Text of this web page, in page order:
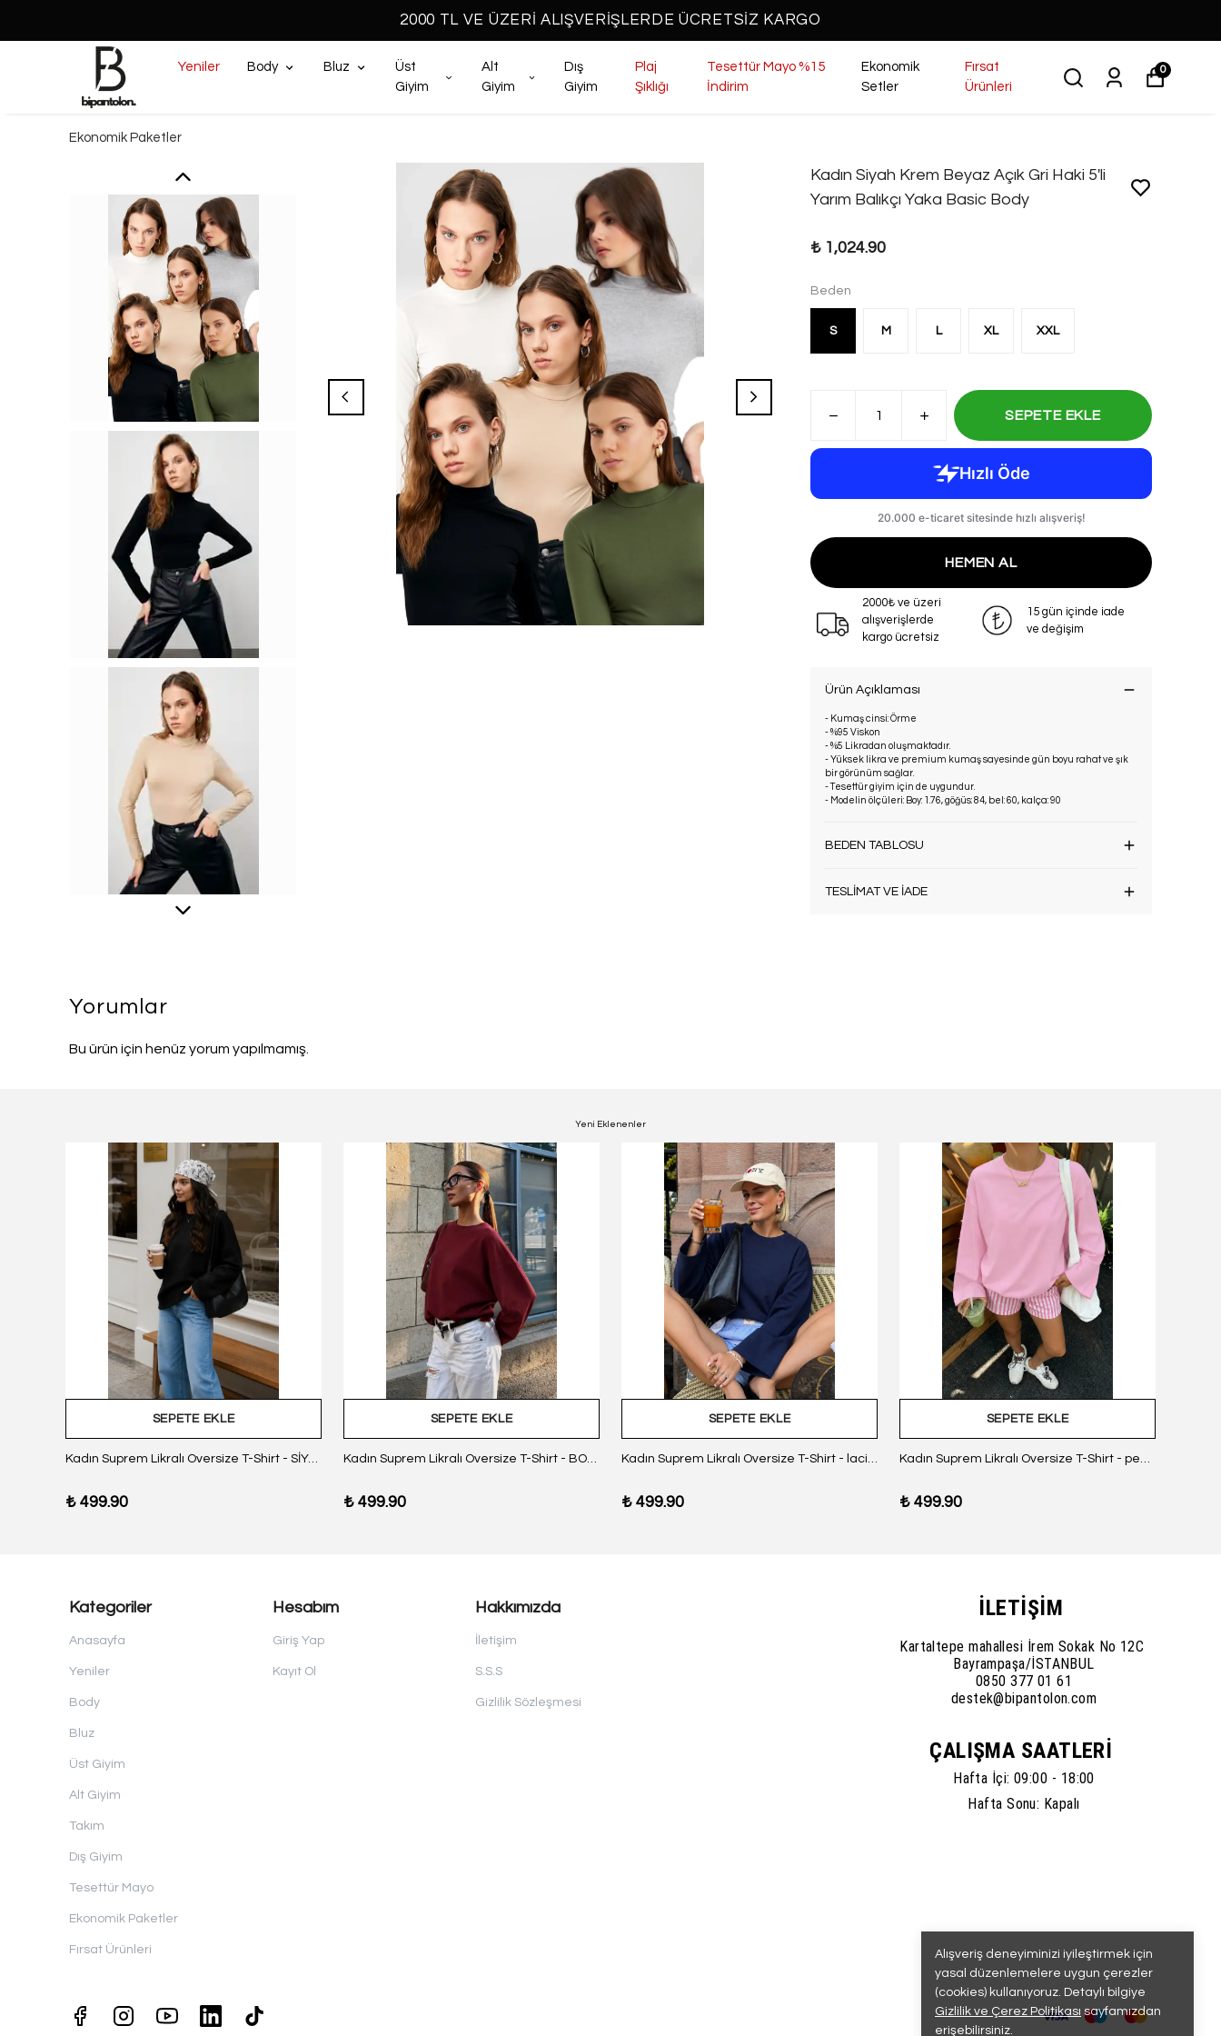
2000 TL VE ÜZERİ ALIŞVERİŞLERDE ÜCRETSİZ KARGO
Yeniler Body Bluz
Üst
Giyim
Alt
Giyim
Dış
Giyim
Plaj
Şıklığı
Tesettür Mayo %15
İndirim
Ekonomik
Setler
Fırsat
Ürünleri
0
Alışveriş deneyiminizi iyileştirmek için
yasal düzenlemelere uygun çerezler
(cookies) kullanıyoruz. Detaylı bilgiye
Gizlilik ve Çerez Politikası sayfamızdan
erişebilirsiniz.
Ekonomik Paketler
Kadın Siyah Krem Beyaz Açık Gri Haki 5'li
Yarım Balıkçı Yaka Basic Body
₺ 1,024.90
Beden
S M L XL XXL
SEPETE EKLE
HEMEN AL
2000₺ ve üzeri
alışverişlerde
kargo ücretsiz
15 gün içinde iade
ve değişim
Ürün Açıklaması
- Kumaş cinsi: Örme
- %95 Viskon
- %5 Likradan oluşmaktadır.
- Yüksek likra ve premium kumaş sayesinde gün boyu rahat ve şık
bir görünüm sağlar.
- Tesettür giyim için de uygundur.
- Modelin ölçüleri: Boy: 1.76, göğüs: 84, bel: 60, kalça: 90
BEDEN TABLOSU
TESLİMAT VE İADE
Yorumlar
Bu ürün için henüz yorum yapılmamış.
Yeni Eklenenler
SEPETE EKLE
Kadın Suprem Likralı Oversize T-Shirt - SİYAH
₺ 499.90
SEPETE EKLE
Kadın Suprem Likralı Oversize T-Shirt - BORDO
₺ 499.90
SEPETE EKLE
Kadın Suprem Likralı Oversize T-Shirt - lacivert
₺ 499.90
SEPETE EKLE
Kadın Suprem Likralı Oversize T-Shirt - pembe
₺ 499.90
Kategoriler
Anasayfa
Yeniler
Body
Bluz
Üst Giyim
Alt Giyim
Takım
Dış Giyim
Tesettür Mayo
Ekonomik Paketler
Fırsat Ürünleri
Hesabım
Giriş Yap
Kayıt Ol
Hakkımızda
İletişim
S.S.S
Gizlilik Sözleşmesi
İLETİŞİM
Kartaltepe mahallesi İrem Sokak No 12C
Bayrampaşa/İSTANBUL
0850 377 01 61
destek@bipantolon.com
ÇALIŞMA SAATLERİ
Hafta İçi: 09:00 - 18:00
Hafta Sonu: Kapalı